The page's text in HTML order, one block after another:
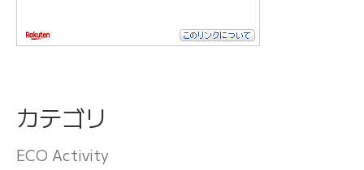
カテゴリ
ECO Activity